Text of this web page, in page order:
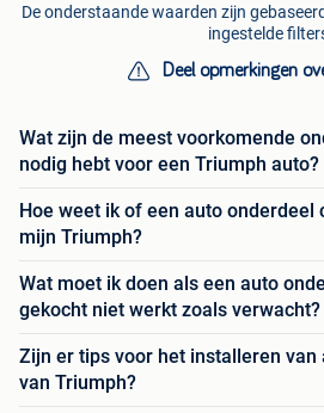
De onderstaande waarden zijn
ingestelde
Deel opmerkingen
Wat zijn de meest voorkomende
nodig hebt voor een Triumph auto?
Hoe weet ik of een auto onderdeel
mijn Triumph?
Wat moet ik doen als een auto
gekocht niet werkt zoals verwacht?
Zijn er tips voor het installeren van
van Triumph?